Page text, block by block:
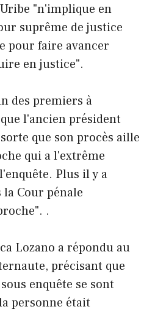
"n'implique en
suprême de justice
pour faire avancer
en justice".
des premiers à
l'ancien président
que son procès aille
qui a l'extrême
Plus il y a
Cour pénale
.
Lozano a répondu au
précisant que
enquête se sont
personne était